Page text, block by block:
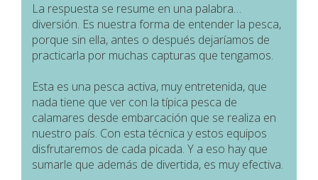
La respuesta se resume en una palabra…
diversión. Es nuestra forma de entender la pesca,
porque sin ella, antes o después dejaríamos de
practicarla por muchas capturas que tengamos.
Esta es una pesca activa, muy entretenida, que
nada tiene que ver con la típica pesca de
calamares desde embarcación que se realiza en
nuestro país. Con esta técnica y estos equipos
disfrutaremos de cada picada. Y a eso hay que
sumarle que además de divertida, es muy efectiva.